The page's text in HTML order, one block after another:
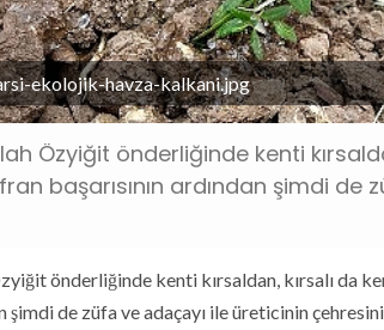
ekolojik-havza-kalkani.jpg
Özyiğit önderliğinde kenti
başarısının ardından şimdi
önderliğinde kenti kırsaldan, kırsalı da
şimdi de züfa ve adaçayı ile üreticinin